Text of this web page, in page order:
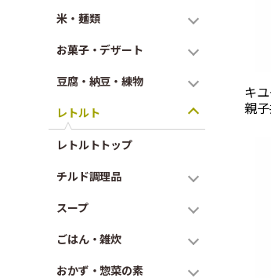
米・麺類
お菓子・デザート
豆腐・納豆・練物
レトルト
レトルトトップ
チルド調理品
スープ
ごはん・雑炊
おかず・惣菜の素
キ
親